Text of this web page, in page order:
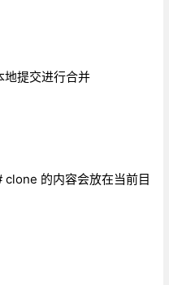
提交进行合并
的内容会放在当前目